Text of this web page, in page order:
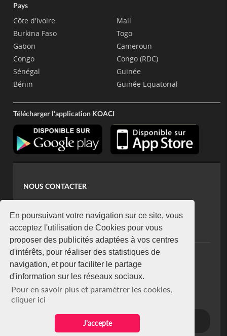
En poursuivant votre navigation sur ce site, vous
acceptez l'utilisation de Cookies pour vous
proposer des publicités adaptées à vos centres
d'intérêts, pour réaliser des statistiques de
navigation, et pour faciliter le partage
d'information sur les réseaux sociaux.
Pour en savoir plus et paramétrer les cookies,
cliquer ici
J'accepte
Pays
Côte d'Ivoire
Burkina Faso
Gabon
Congo
Sénégal
Bénin
Mali
Togo
Cameroun
Congo (RDC)
Guinée
Guinée Equatorial
Télécharger l'application KOACI
NOUS CONTACTER
koaci@yahoo.fr
+225 07 08 85 52 93
NEWSLETTER
Restez connecté via notre newsletter
S'abonner
Se désabonner